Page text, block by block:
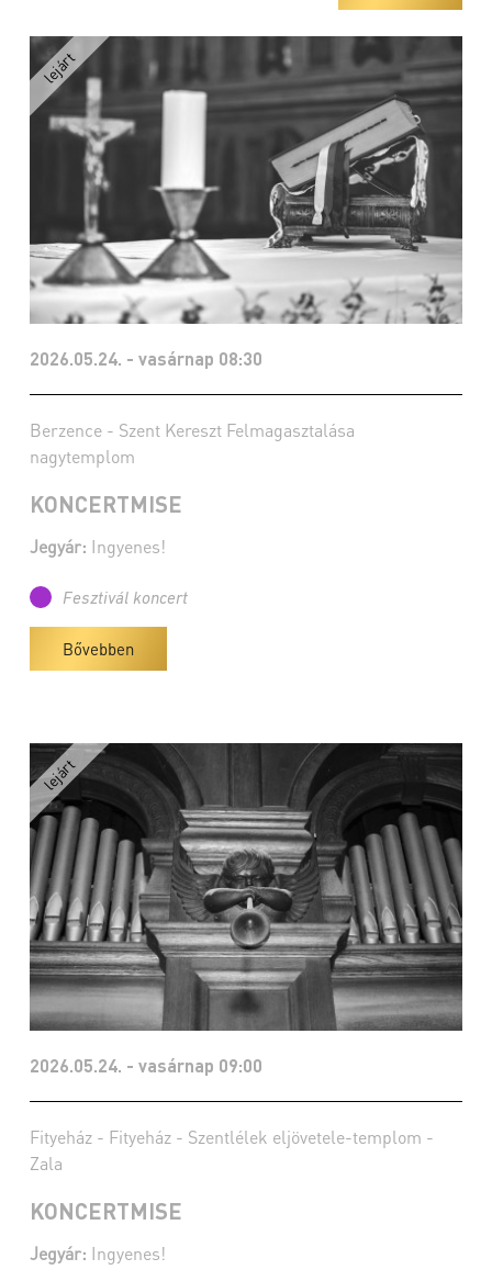
2026.05.24. - vasárnap 08:30
Berzence - Szent Kereszt Felmagasztalása
nagytemplom
KONCERTMISE
Jegyár: Ingyenes!
Fesztivál koncert
Bővebben
2026.05.24. - vasárnap 09:00
Fityeház - Fityeház - Szentlélek eljövetele-templom -
Zala
KONCERTMISE
Jegyár: Ingyenes!